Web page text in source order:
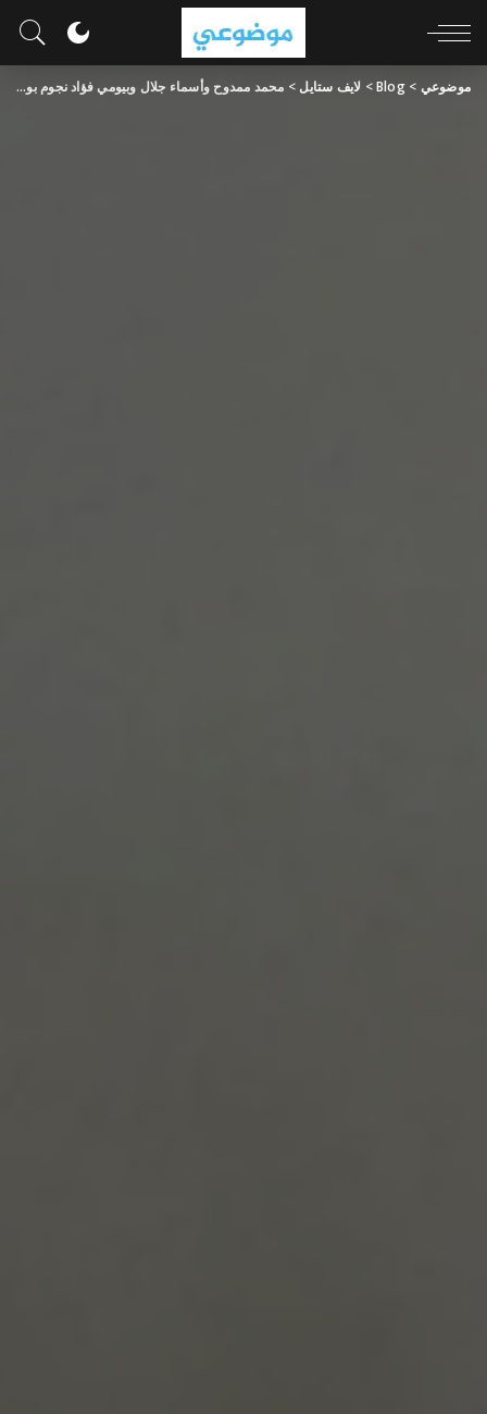
موضوعي >
Blog
> لايف ستايل > محمد ممدوح وأسماء جلال وبيومي فؤاد نجوم بوجهين خلال موسم أفلام عيد الأضحى 2024